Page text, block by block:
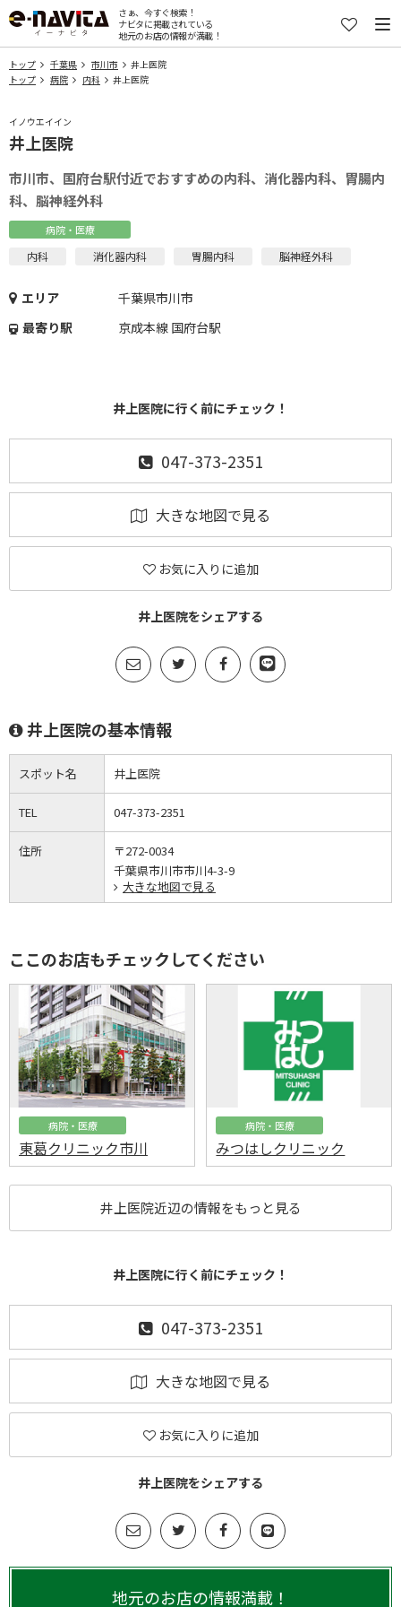
さぁ、今すぐ検索！
ナビタに掲載されている
地元のお店の情報が満載！
トップ 千葉県 市川市
井上医院
トップ
病院 内科 井上医院
イノウエイイン
井上医院
市川市、国府台駅付近でおすすめの内科、消化器内科、胃腸内
科、脳神経外科
病院・医療
内科 消化器内科 胃腸内科 脳神経外科
エリア
千葉県市川市
最寄り駅
京成本線 国府台駅
井上医院に行く前にチェック！
047-373-2351
大きな地図で見る
お気に入りに追加
井上医院をシェアする
井上医院の基本情報
スポット名 井上医院
TEL 047-373-2351
住所
〒272-0034
千葉県市川市市川4-3-9
大きな地図で見る
ここのお店もチェックしてください
病院・医療
東葛クリニック市川
病院・医療
みつはしクリニック
井上医院近辺の情報をもっと見る
井上医院に行く前にチェック！
047-373-2351
大きな地図で見る
お気に入りに追加
井上医院をシェアする
地元のお店の情報満載！